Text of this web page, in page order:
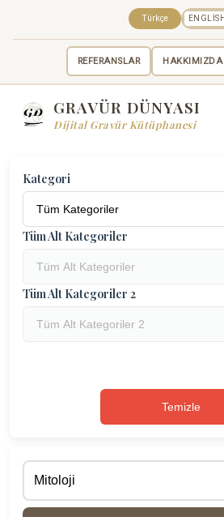
REFERANSLAR HAKKIMIZDA
Türkçe
GRAVÜR DÜNYASI
Dijital Gravür Kütüphanesi
Kategori
Tüm Alt Kategoriler
Tüm Alt Kategoriler 2
Temizle